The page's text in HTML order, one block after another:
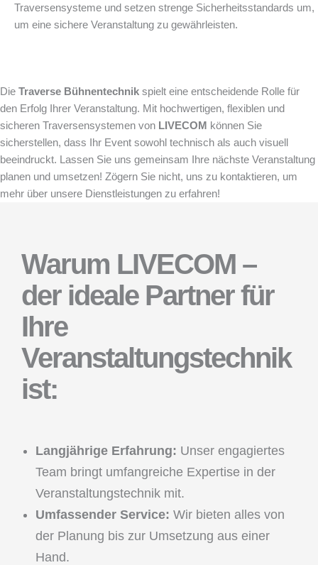
Traversensysteme und setzen strenge Sicherheitsstandards um,
um eine sichere Veranstaltung zu gewährleisten.
Die Traverse Bühnentechnik spielt eine entscheidende Rolle für
den Erfolg Ihrer Veranstaltung. Mit hochwertigen, flexiblen und
sicheren Traversensystemen von LIVECOM können Sie
sicherstellen, dass Ihr Event sowohl technisch als auch visuell
beeindruckt. Lassen Sie uns gemeinsam Ihre nächste Veranstaltung
planen und umsetzen! Zögern Sie nicht, uns zu kontaktieren, um
mehr über unsere Dienstleistungen zu erfahren!
Warum LIVECOM –
der ideale Partner für
Ihre
Veranstaltungstechnik
ist:
Langjährige Erfahrung: Unser engagiertes
Team bringt umfangreiche Expertise in der
Veranstaltungstechnik mit.
Umfassender Service: Wir bieten alles von
der Planung bis zur Umsetzung aus einer
Hand.